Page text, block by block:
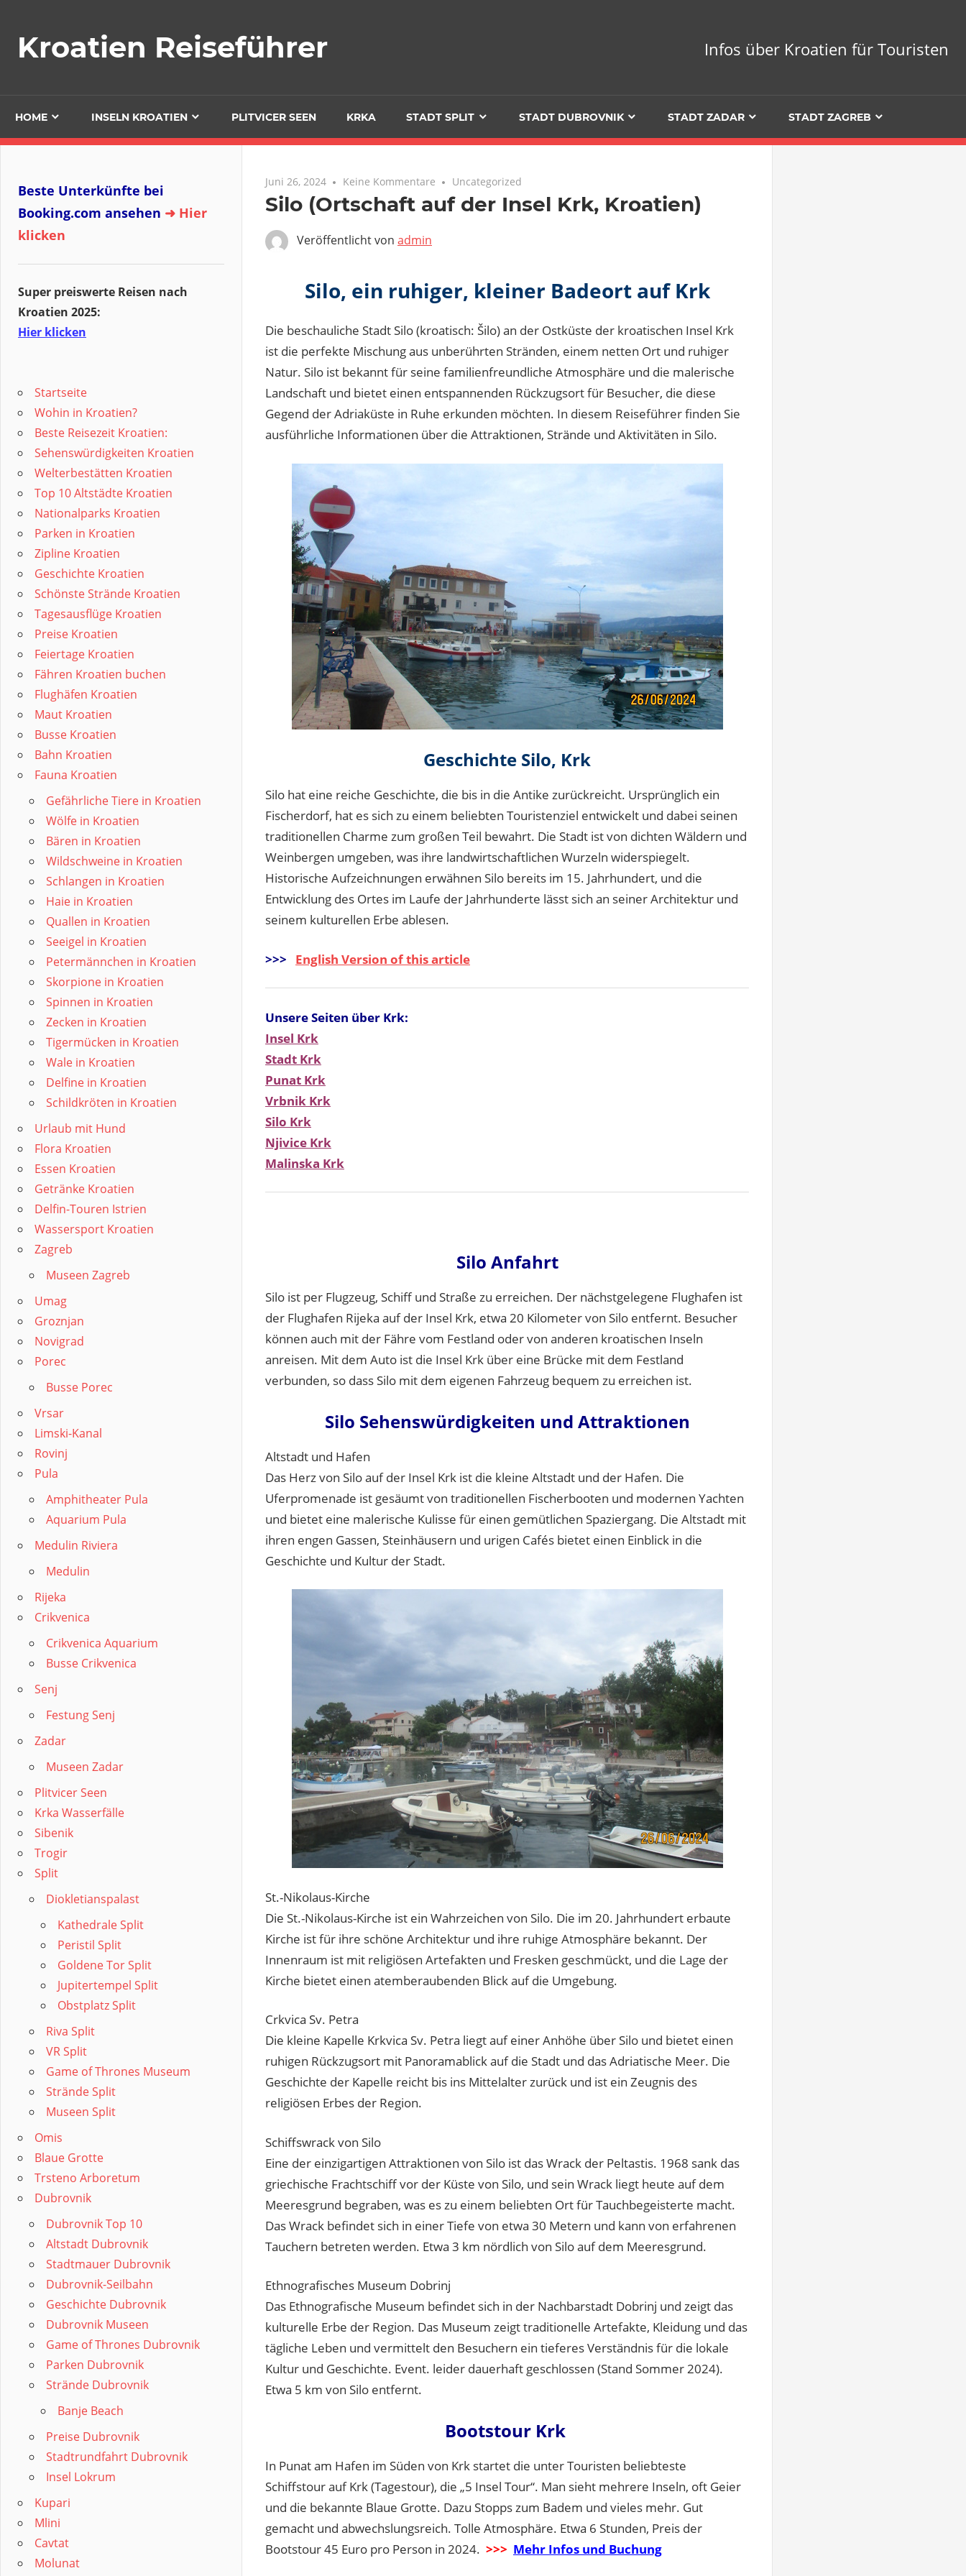
springen
Kroatien Reiseführer Infos über Kroatien für Touristen
HOME INSELN KROATIEN PLITVICER SEEN KRKA STADT SPLIT STADT DUBROVNIK STADT ZADAR STADT ZAGREB
Juni 26, 2024 Keine Kommentare Uncategorized
Silo (Ortschaft auf der Insel Krk, Kroatien)
Veröffentlicht von admin
Silo, ein ruhiger, kleiner Badeort auf Krk
Die beschauliche Stadt Silo (kroatisch: Šilo) an der Ostküste der kroatischen Insel Krk
ist die perfekte Mischung aus unberührten Stränden, einem netten Ort und ruhiger
Natur. Silo ist bekannt für seine familienfreundliche Atmosphäre und die malerische
Landschaft und bietet einen entspannenden Rückzugsort für Besucher, die diese
Gegend der Adriaküste in Ruhe erkunden möchten. In diesem Reiseführer finden Sie
ausführliche Informationen über die Attraktionen, Strände und Aktivitäten in Silo.
Geschichte Silo, Krk
Silo hat eine reiche Geschichte, die bis in die Antike zurückreicht. Ursprünglich ein
Fischerdorf, hat es sich zu einem beliebten Touristenziel entwickelt und dabei seinen
traditionellen Charme zum großen Teil bewahrt. Die Stadt ist von dichten Wäldern und
Weinbergen umgeben, was ihre landwirtschaftlichen Wurzeln widerspiegelt.
Historische Aufzeichnungen erwähnen Silo bereits im 15. Jahrhundert, und die
Entwicklung des Ortes im Laufe der Jahrhunderte lässt sich an seiner Architektur und
seinem kulturellen Erbe ablesen.
>>> English Version of this article
Unsere Seiten über Krk:
Insel Krk
Stadt Krk
Punat Krk
Vrbnik Krk
Silo Krk
Njivice Krk
Malinska Krk
Silo Anfahrt
Silo ist per Flugzeug, Schiff und Straße zu erreichen. Der nächstgelegene Flughafen ist
der Flughafen Rijeka auf der Insel Krk, etwa 20 Kilometer von Silo entfernt. Besucher
können auch mit der Fähre vom Festland oder von anderen kroatischen Inseln
anreisen. Mit dem Auto ist die Insel Krk über eine Brücke mit dem Festland
verbunden, so dass Silo mit dem eigenen Fahrzeug bequem zu erreichen ist.
Silo Sehenswürdigkeiten und Attraktionen
Altstadt und Hafen
Das Herz von Silo auf der Insel Krk ist die kleine Altstadt und der Hafen. Die
Uferpromenade ist gesäumt von traditionellen Fischerbooten und modernen Yachten
und bietet eine malerische Kulisse für einen gemütlichen Spaziergang. Die Altstadt mit
ihren engen Gassen, Steinhäusern und urigen Cafés bietet einen Einblick in die
Geschichte und Kultur der Stadt.
St.-Nikolaus-Kirche
Die St.-Nikolaus-Kirche ist ein Wahrzeichen von Silo. Die im 20. Jahrhundert erbaute
Kirche ist für ihre schöne Architektur und ihre ruhige Atmosphäre bekannt. Der
Innenraum ist mit religiösen Artefakten und Fresken geschmückt, und die Lage der
Kirche bietet einen atemberaubenden Blick auf die Umgebung.
Crkvica Sv. Petra
Die kleine Kapelle Krkvica Sv. Petra liegt auf einer Anhöhe über Silo und bietet einen
ruhigen Rückzugsort mit Panoramablick auf die Stadt und das Adriatische Meer. Die
Geschichte der Kapelle reicht bis ins Mittelalter zurück und ist ein Zeugnis des
religiösen Erbes der Region.
Schiffswrack von Silo
Eine der einzigartigen Attraktionen von Silo ist das Wrack der Peltastis. 1968 sank das
griechische Frachtschiff vor der Küste von Silo, und sein Wrack liegt heute auf dem
Meeresgrund begraben, was es zu einem beliebten Ort für Tauchbegeisterte macht.
Das Wrack befindet sich in einer Tiefe von etwa 30 Metern und kann von erfahrenen
Tauchern betreten werden. Etwa 3 km nördlich von Silo auf dem Meeresgrund.
Ethnografisches Museum Dobrinj
Das Ethnografische Museum befindet sich in der Nachbarstadt Dobrinj und zeigt das
kulturelle Erbe der Region. Das Museum zeigt traditionelle Artefakte, Kleidung und das
tägliche Leben und vermittelt den Besuchern ein tieferes Verständnis für die lokale
Kultur und Geschichte. Event. leider dauerhaft geschlossen (Stand Sommer 2024).
Etwa 5 km von Silo entfernt.
Bootstour Krk
In Punat am Hafen im Süden von Krk startet die unter Touristen beliebteste
Schiffstour auf Krk (Tagestour), die „5 Insel Tour“. Man sieht mehrere Inseln, oft Geier
und die bekannte Blaue Grotte. Dazu Stopps zum Badem und vieles mehr. Gut
gemacht und abwechslungsreich. Tolle Atmosphäre. Etwa 6 Stunden, Preis der
Bootstour 45 Euro pro Person in 2024. >>> Mehr Infos und Buchung
Beste Unterkünfte bei
Booking.com ansehen ➜ Hier
klicken
Super preiswerte Reisen nach
Kroatien 2025:
Hier klicken
Startseite
Wohin in Kroatien?
Beste Reisezeit Kroatien:
Sehenswürdigkeiten Kroatien
Welterbestätten Kroatien
Top 10 Altstädte Kroatien
Nationalparks Kroatien
Parken in Kroatien
Zipline Kroatien
Geschichte Kroatien
Schönste Strände Kroatien
Tagesausflüge Kroatien
Preise Kroatien
Feiertage Kroatien
Fähren Kroatien buchen
Flughäfen Kroatien
Maut Kroatien
Busse Kroatien
Bahn Kroatien
Fauna Kroatien
Gefährliche Tiere in Kroatien
Wölfe in Kroatien
Bären in Kroatien
Wildschweine in Kroatien
Schlangen in Kroatien
Haie in Kroatien
Quallen in Kroatien
Seeigel in Kroatien
Petermännchen in Kroatien
Skorpione in Kroatien
Spinnen in Kroatien
Zecken in Kroatien
Tigermücken in Kroatien
Wale in Kroatien
Delfine in Kroatien
Schildkröten in Kroatien
Urlaub mit Hund
Flora Kroatien
Essen Kroatien
Getränke Kroatien
Delfin-Touren Istrien
Wassersport Kroatien
Zagreb
Museen Zagreb
Umag
Groznjan
Novigrad
Porec
Busse Porec
Vrsar
Limski-Kanal
Rovinj
Pula
Amphitheater Pula
Aquarium Pula
Medulin Riviera
Medulin
Rijeka
Crikvenica
Crikvenica Aquarium
Busse Crikvenica
Senj
Festung Senj
Zadar
Museen Zadar
Plitvicer Seen
Krka Wasserfälle
Sibenik
Trogir
Split
Diokletianspalast
Kathedrale Split
Peristil Split
Goldene Tor Split
Jupitertempel Split
Obstplatz Split
Riva Split
VR Split
Game of Thrones Museum
Strände Split
Museen Split
Omis
Blaue Grotte
Trsteno Arboretum
Dubrovnik
Dubrovnik Top 10
Altstadt Dubrovnik
Stadtmauer Dubrovnik
Dubrovnik-Seilbahn
Geschichte Dubrovnik
Dubrovnik Museen
Game of Thrones Dubrovnik
Parken Dubrovnik
Strände Dubrovnik
Banje Beach
Preise Dubrovnik
Stadtrundfahrt Dubrovnik
Insel Lokrum
Kupari
Mlini
Cavtat
Molunat